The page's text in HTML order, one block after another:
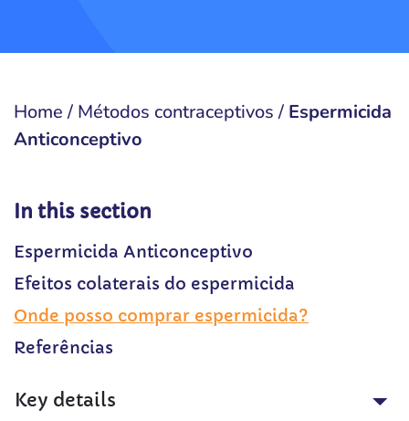
Home/ Métodos contraceptivos/ Espermicida
Anticonceptivo
In this section
Espermicida Anticonceptivo
Efeitos colaterais do espermicida
Onde posso comprar espermicida?
Referências
Key details